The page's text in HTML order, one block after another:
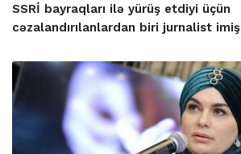
SSRİ bayraqları ilə yürüş etdiyi üçün
cəzalandırılanlardan biri jurnalist imiş